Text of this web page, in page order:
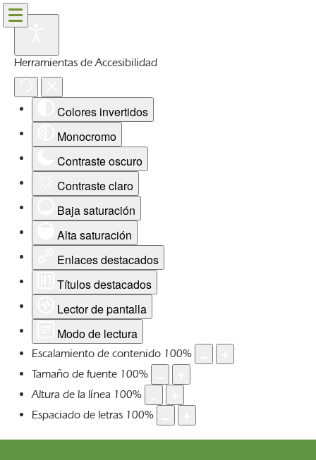
Herramientas de Accesibilidad
Colores invertidos
Monocromo
Contraste oscuro
Contraste claro
Baja saturación
Alta saturación
Enlaces destacados
Títulos destacados
Lector de pantalla
Modo de lectura
Escalamiento de contenido 100%
Tamaño de fuente 100%
Altura de la línea 100%
Espaciado de letras 100%